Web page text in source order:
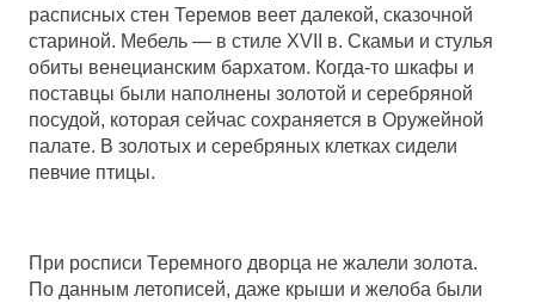
расписных стен Теремов веет далекой, сказочной
стариной. Мебель — в стиле XVII в. Скамьи и стулья
обиты венецианским бархатом. Когда-то шкафы и
поставцы были наполнены золотой и серебряной
посудой, которая сейчас сохраняется в Оружейной
палате. В золотых и серебряных клетках сидели
певчие птицы.
При росписи Теремного дворца не жалели золота.
По данным летописей, даже крыши и желоба были